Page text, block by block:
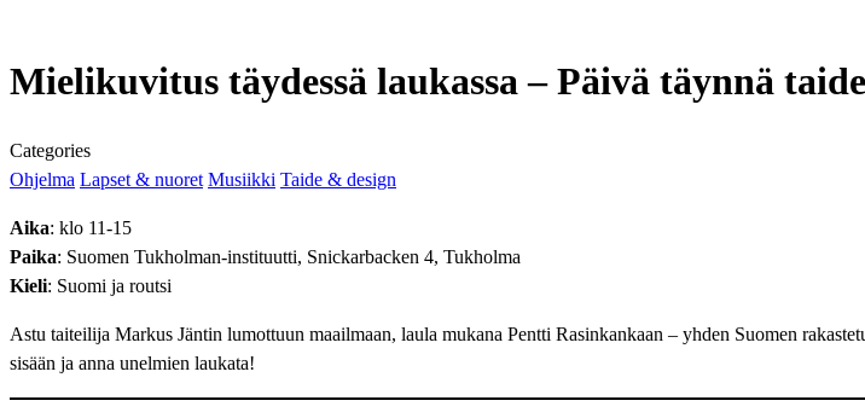
Mielikuvitus täydessä laukassa – Päivä täynnä
Categories
Ohjelma Lapset & nuoret Musiikki Taide & design
Aika: klo 11-15
Paika: Suomen Tukholman-instituutti, Snickarbacken 4, Tukholma
Kieli: Suomi ja routsi
Astu taiteilija Markus Jäntin lumottuun maailmaan, laula mukana Pentti Rasinkankaan – yhden Suomen
sisään ja anna unelmien laukata!